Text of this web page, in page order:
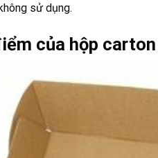
sử dụng.
của hộp